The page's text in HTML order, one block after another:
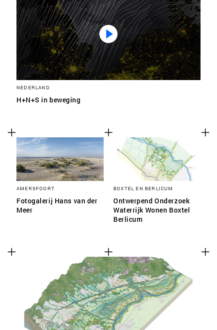
NEDERLAND
H+N+S in beweging
AMERSFOORT
Fotogalerij Hans van der
Meer
BOXTEL EN BERLICUM
Ontwerpend Onderzoek
Waterrijk Wonen Boxtel
Berlicum
ACCEPTEER ALLE COOKIES
SLA VOORKEUREN OP